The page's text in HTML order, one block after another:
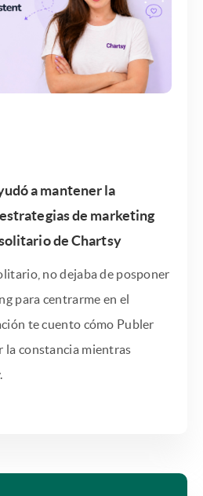
a mantener la
de marketing
de Chartsy
no dejaba de posponer
para centrarme en el
te cuento cómo Publer
la constancia mientras